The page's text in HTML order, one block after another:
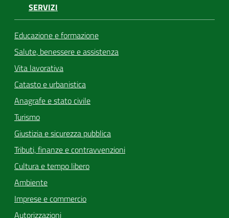
SERVIZI
Educazione e formazione
Salute, benessere e assistenza
Vita lavorativa
Catasto e urbanistica
Anagrafe e stato civile
Turismo
Giustizia e sicurezza pubblica
Tributi, finanze e contravvenzioni
Cultura e tempo libero
Ambiente
Imprese e commercio
Autorizzazioni